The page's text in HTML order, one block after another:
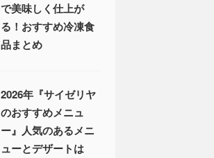
で美味しく仕上が
る！おすすめ冷凍食
品まとめ
2026年『サイゼリヤ
のおすすめメニュ
ー』人気のあるメニ
ューとデザートは